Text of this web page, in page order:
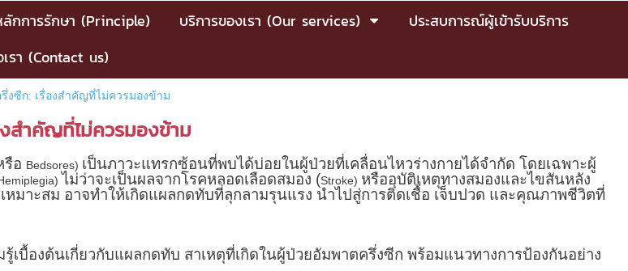
กการรักษา (Principle) บริการของเรา (Our services)
ประสบการณ์ผู้เข้ารับบริการ
รา (Contact us)
งซีก: เรื่องสำคัญที่ไม่ควรมองข้าม
สำคัญที่ไม่ควรมองข้าม
รือ Bedsores) เป็นภาวะแทรกซ้อนที่พบได้บ่อยในผู้ป่วยที่เคลื่อนไหวร่างกายได้จำกัด โดยเฉพาะผู้
ไม่ว่าจะเป็นผลจากโรคหลอดเลือดสมอง (Stroke) หรืออุบัติเหตุทางสมองและไขสันหลัง
หมาะสม อาจทำให้เกิดแผลกดทับที่ลุกลามรุนแรง นำไปสู่การติดเชื้อ เจ็บปวด และคุณภาพชีวิตที่
เบื้องต้นเกี่ยวกับแผลกดทับ สาเหตุที่เกิดในผู้ป่วยอัมพาตครึ่งซีก พร้อมแนวทางการป้องกันอย่าง